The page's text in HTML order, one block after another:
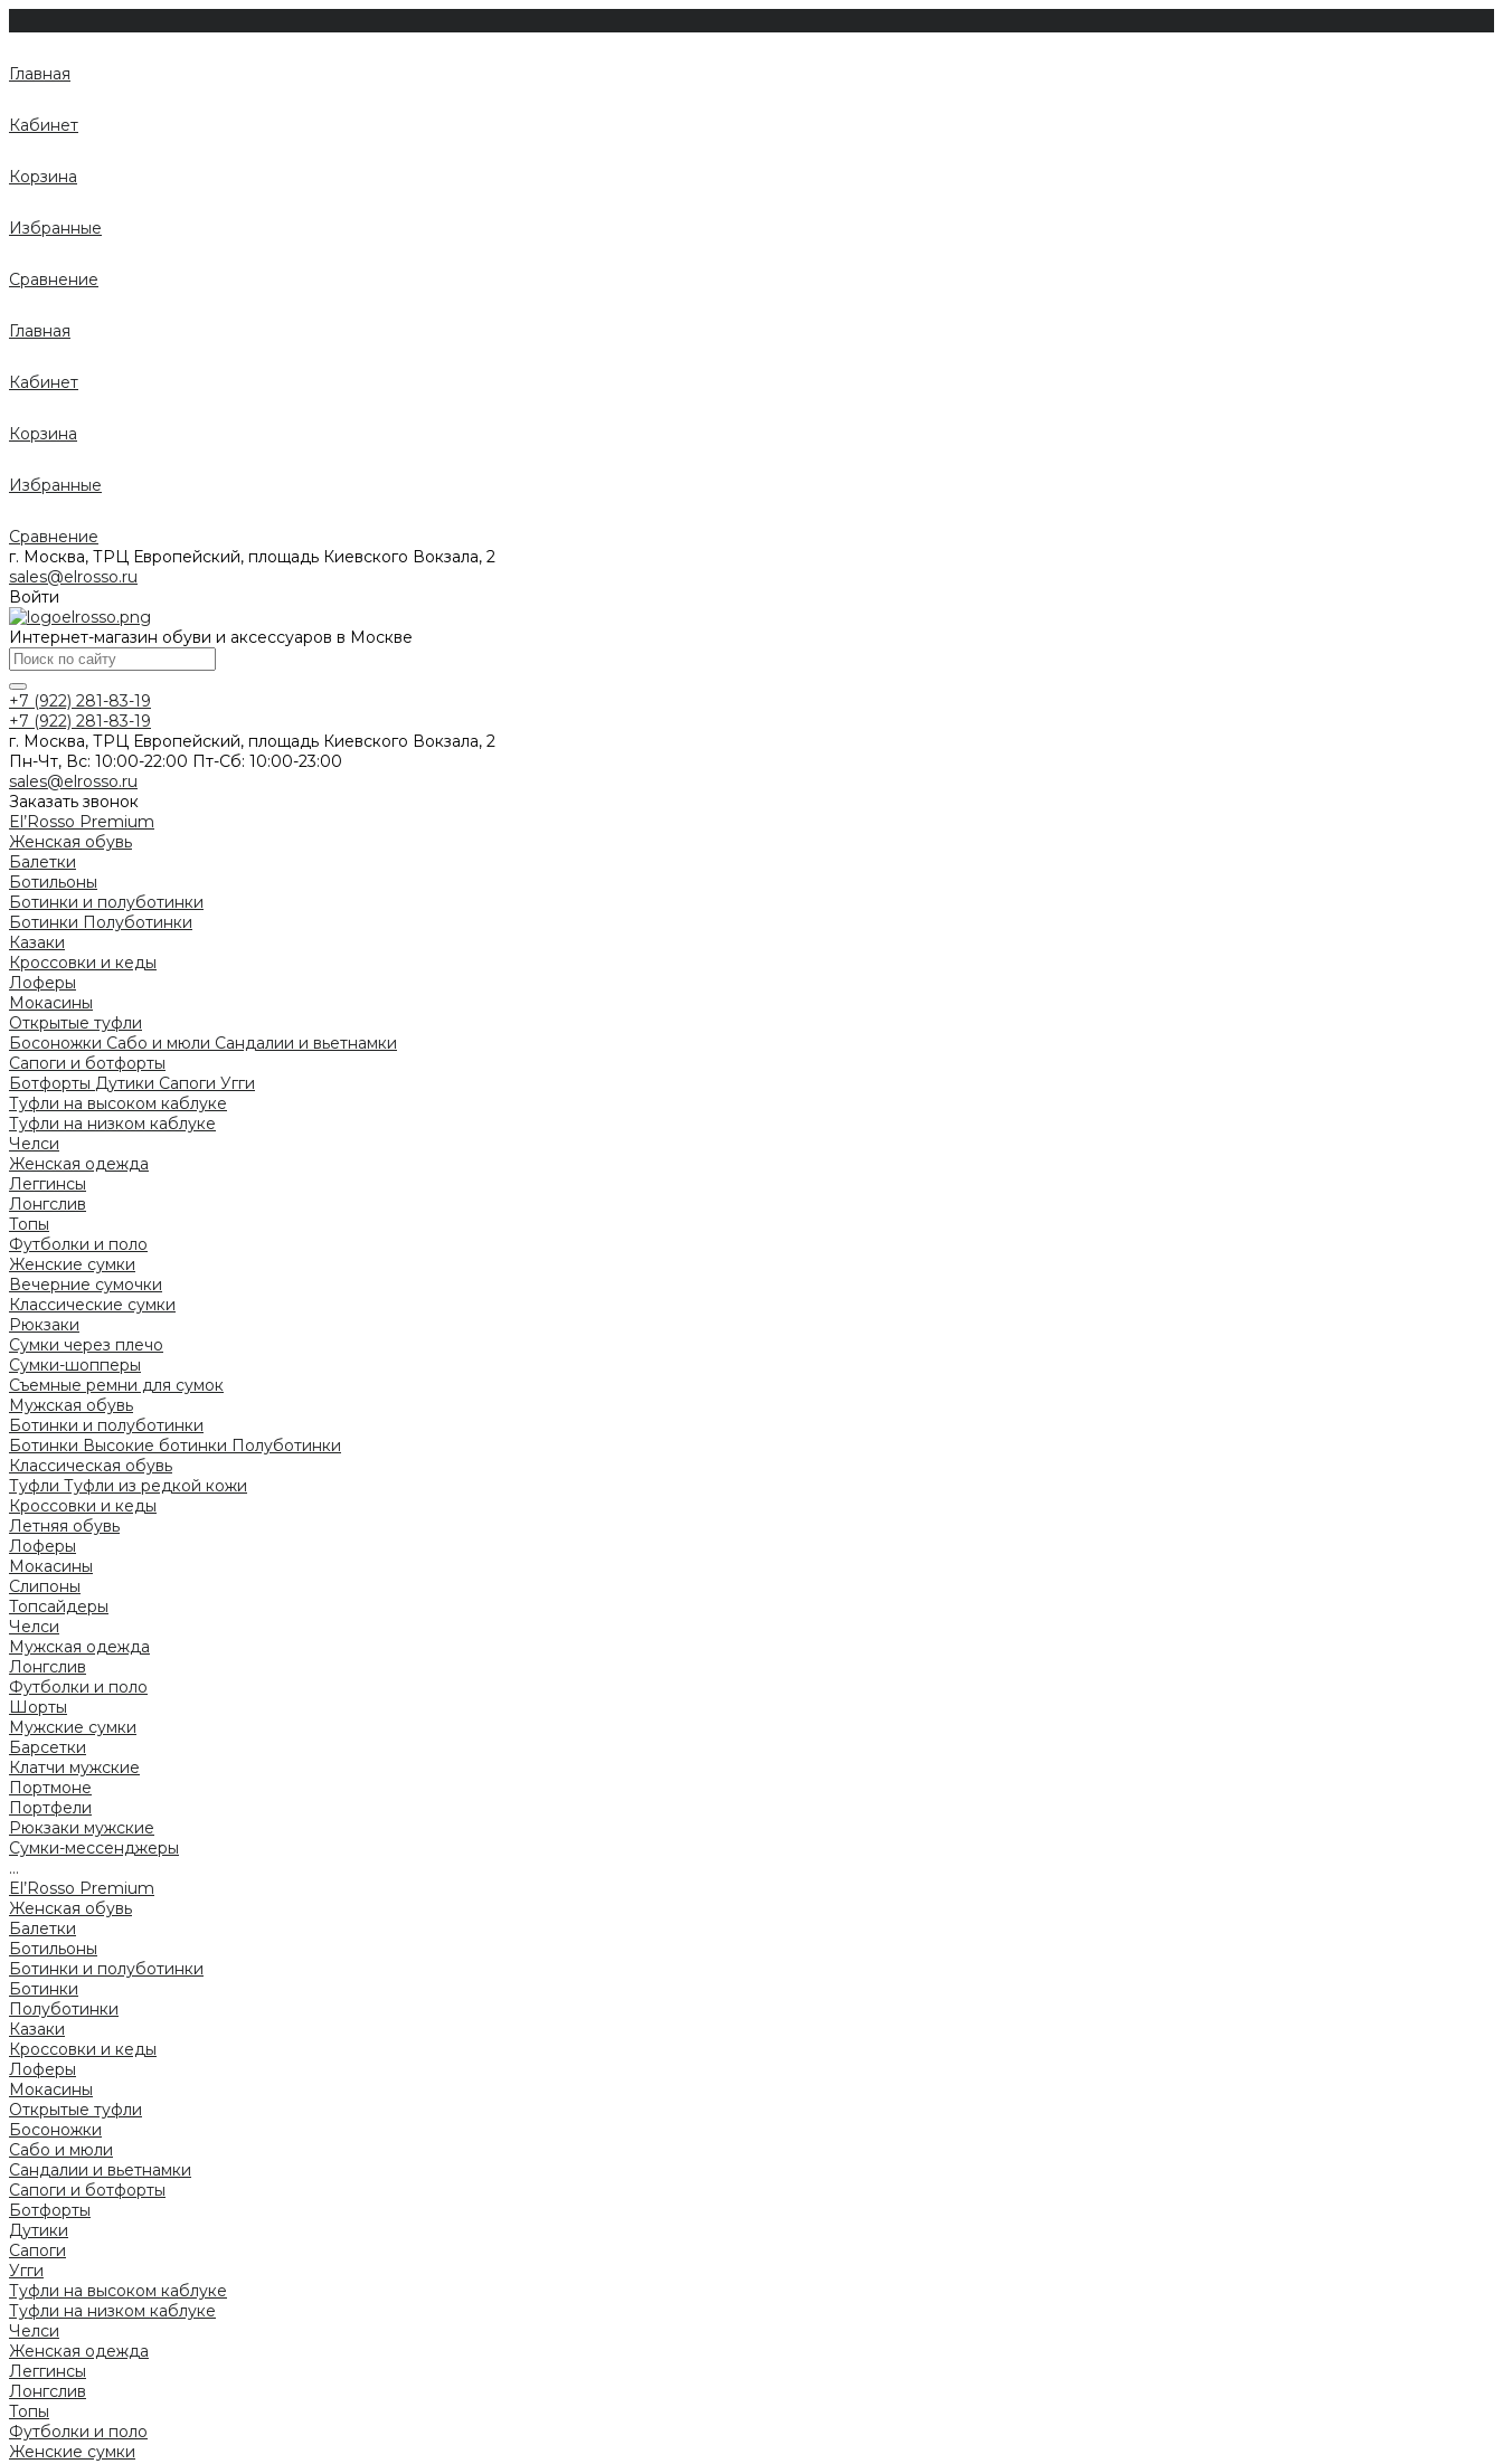
Главная
Кабинет
Корзина
Избранные
Сравнение
Главная
Кабинет
Корзина
Избранные
Сравнение
г. Москва, ТРЦ Европейский, площадь Киевского Вокзала, 2
sales@elrosso.ru
Войти
Интернет-магазин обуви и аксессуаров в Москве
+7 (922) 281-83-19
+7 (922) 281-83-19
г. Москва, ТРЦ Европейский, площадь Киевского Вокзала, 2
Пн-Чт, Вс: 10:00-22:00 Пт-Сб: 10:00-23:00
sales@elrosso.ru
Заказать звонок
El’Rosso Premium
Женская обувь
Балетки
Ботильоны
Ботинки и полуботинки
Ботинки Полуботинки
Казаки
Кроссовки и кеды
Лоферы
Мокасины
Открытые туфли
Босоножки Сабо и мюли Сандалии и вьетнамки
Сапоги и ботфорты
Ботфорты Дутики Сапоги Угги
Туфли на высоком каблуке
Туфли на низком каблуке
Челси
Женская одежда
Леггинсы
Лонгслив
Топы
Футболки и поло
Женские сумки
Вечерние сумочки
Классические сумки
Рюкзаки
Сумки через плечо
Сумки-шопперы
Съемные ремни для сумок
Мужская обувь
Ботинки и полуботинки
Ботинки Высокие ботинки Полуботинки
Классическая обувь
Туфли Туфли из редкой кожи
Кроссовки и кеды
Летняя обувь
Лоферы
Мокасины
Слипоны
Топсайдеры
Челси
Мужская одежда
Лонгслив
Футболки и поло
Шорты
Мужские сумки
Барсетки
Клатчи мужские
Портмоне
Портфели
Рюкзаки мужские
Сумки-мессенджеры
...
El’Rosso Premium
Женская обувь
Балетки
Ботильоны
Ботинки и полуботинки
Ботинки
Полуботинки
Казаки
Кроссовки и кеды
Лоферы
Мокасины
Открытые туфли
Босоножки
Сабо и мюли
Сандалии и вьетнамки
Сапоги и ботфорты
Ботфорты
Дутики
Сапоги
Угги
Туфли на высоком каблуке
Туфли на низком каблуке
Челси
Женская одежда
Леггинсы
Лонгслив
Топы
Футболки и поло
Женские сумки